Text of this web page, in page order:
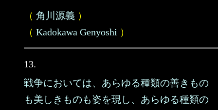
（ 角川源義 ）
（ Kadokawa Genyoshi ）
13.
戦争においては、あらゆる種類の善きもの
も美しきものも姿を現し、あらゆる種類の